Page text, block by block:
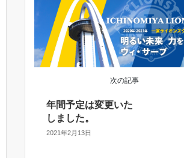
次の記事
年間予定は変更いた
しました。
2021年2月13日